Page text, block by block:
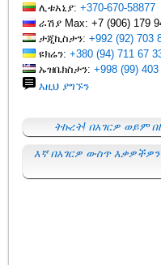
ሊቱአኒያ:+370-670-58877
ራሽያ Max: +7 (906) 179
ታጂኪስታን:+992 (92) 703
ዩክሬን:+380 (94) 711 67
ኡዝቤክስታን:+998 (99)
እዚህ ያግኙን
ትኩረት! በአገርዎ ወይም
እኛ በአገርዎ ውስጥ